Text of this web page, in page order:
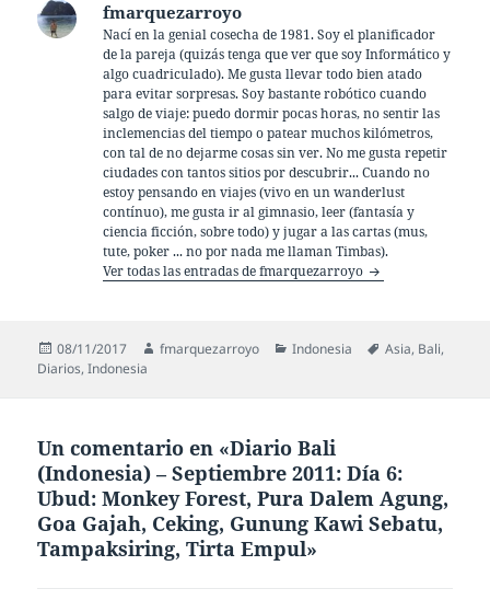
fmarquezarroyo
Nací en la genial cosecha de 1981. Soy el planificador
de la pareja (quizás tenga que ver que soy Informático y
algo cuadriculado). Me gusta llevar todo bien atado
para evitar sorpresas. Soy bastante robótico cuando
salgo de viaje: puedo dormir pocas horas, no sentir las
inclemencias del tiempo o patear muchos kilómetros,
con tal de no dejarme cosas sin ver. No me gusta repetir
ciudades con tantos sitios por descubrir... Cuando no
estoy pensando en viajes (vivo en un wanderlust
contínuo), me gusta ir al gimnasio, leer (fantasía y
ciencia ficción, sobre todo) y jugar a las cartas (mus,
tute, poker ... no por nada me llaman Timbas).
Ver todas las entradas de fmarquezarroyo
Publicado
el
08/11/2017 Autor
fmarquezarroyo Categorías
Indonesia Etiquetas
Asia, Bali,
Diarios,Indonesia
Un comentario en «Diario Bali
(Indonesia) – Septiembre 2011: Día 6:
Ubud: Monkey Forest, Pura Dalem Agung,
Goa Gajah, Ceking, Gunung Kawi Sebatu,
Tampaksiring, Tirta Empul»